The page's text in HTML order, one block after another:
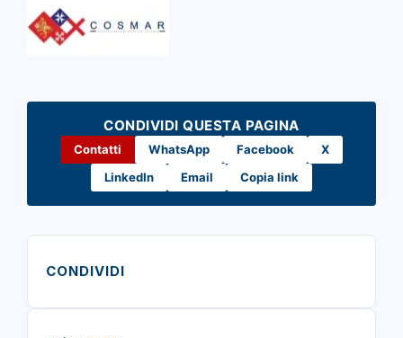
CONDIVIDI QUESTA PAGINA
Contatti WhatsApp Facebook
X
LinkedIn
Email Copia link
CONDIVIDI